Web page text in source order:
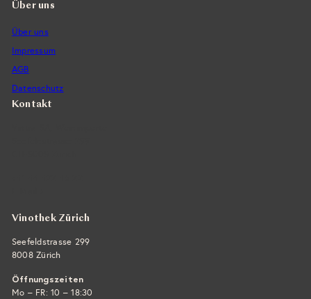
Über uns
Über uns
Impressum
AGB
Datenschutz
Kontakt
Vinothek Zürich
Seefeldstrasse 299
8008 Zürich
Öffnungszeiten
Mo – FR: 10 – 18:30